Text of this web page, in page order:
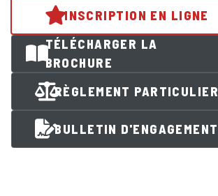
INSCRIPTION EN LIGNE
TÉLÉCHARGER LA
BROCHURE
RÈGLEMENT PARTICULIER
BULLETIN D'ENGAGEMENT